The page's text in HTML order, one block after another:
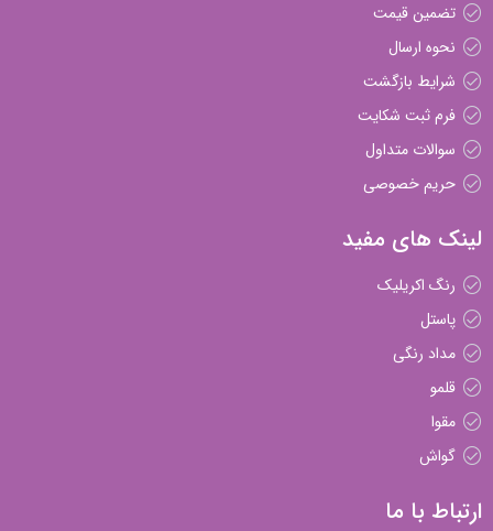
تضمین قیمت
نحوه ارسال
شرایط بازگشت
فرم ثبت شکایت
سوالات متداول
حریم خصوصی
لینک های مفید
رنگ اکریلیک
پاستل
مداد رنگی
قلمو
مقوا
گواش
ارتباط با ما